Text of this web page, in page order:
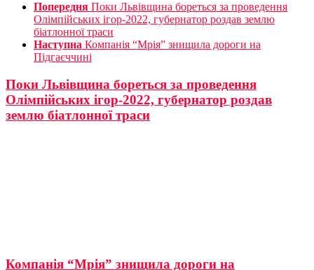
Попередня Поки Львівщина бореться за проведення
Олімпійських ігор-2022, губернатор роздав землю
біатлонної траси
Наступна Компанія “Мрія” знищила дороги на
Підгаєччині
Поки Львівщина бореться за проведення
Олімпійських ігор-2022, губернатор роздав
землю біатлонної траси
Компанія “Мрія” знищила дороги на